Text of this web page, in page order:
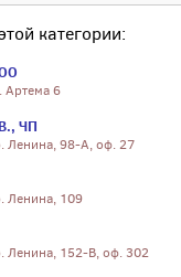
категории:
Артема 6
ЧП
Ленина, 98-А, оф. 27
Ленина, 109
Ленина, 152-В, оф. 302